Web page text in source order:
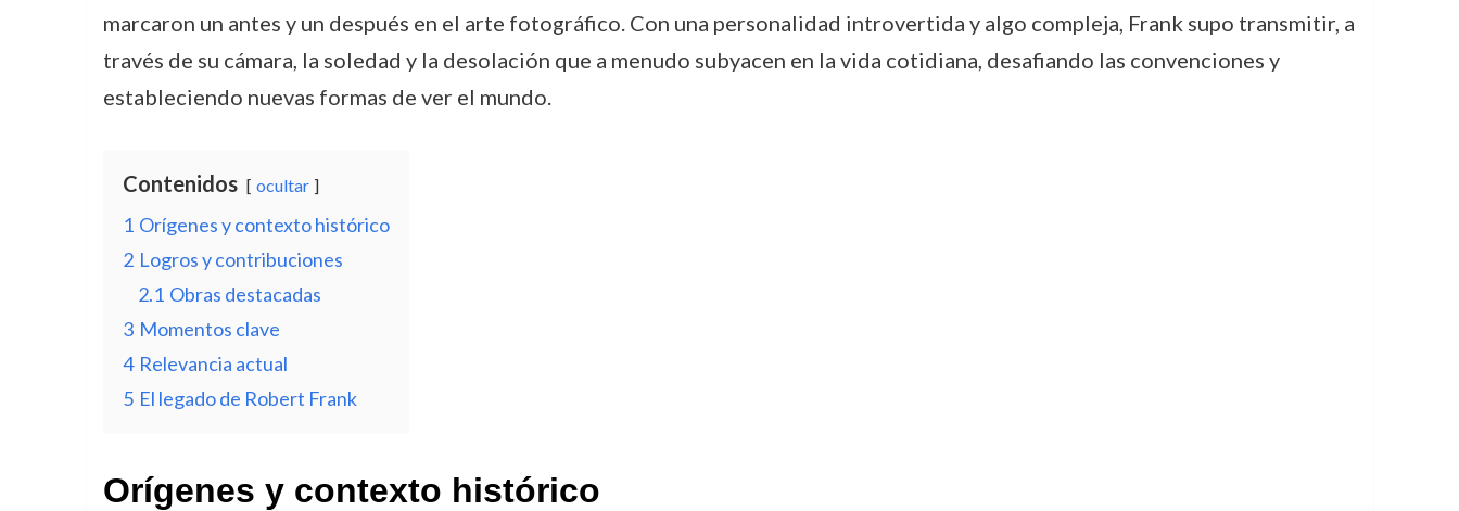
marcaron un antes y un después en el arte fotográfico. Con una personalidad introvertida y algo compleja, Frank supo transmitir, a
través de su cámara, la soledad y la desolación que a menudo subyacen en la vida cotidiana, desafiando las convenciones y
estableciendo nuevas formas de ver el mundo.
Contenidos ocultar
1 Orígenes y contexto histórico
2 Logros y contribuciones
2.1 Obras destacadas
3 Momentos clave
4 Relevancia actual
5 El legado de Robert Frank
Orígenes y contexto histórico